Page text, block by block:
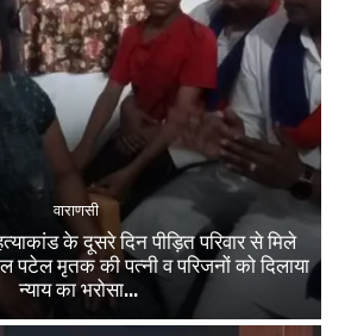
वाराणसी
के दूसरे दिन पीड़ित परिवार से मिले
पटेल मृतक की पत्नी व परिजनों को दिलाया
न्याय का भरोसा...